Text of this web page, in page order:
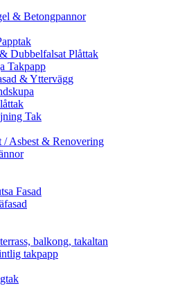
& Betongpannor
Dubbelfalsat Plåttak
Takpapp
& Yttervägg
Tak
/ Asbest & Renovering
Fasad
balkong, takaltan
takpapp